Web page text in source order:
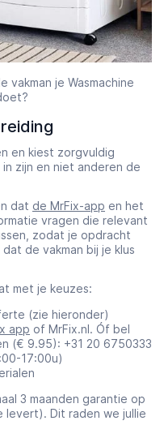
je Wasmachine
en kiest zorgvuldig
zijn en niet anderen de
dat de MrFix-app en het
vragen die relevant
zodat je opdracht
de vakman bij je klus
met je keuzes:
(zie hieronder)
app of MrFix.nl. Óf bel
(€ 9.95): +31 20 6750333
17:00u)
3 maanden garantie op
levert). Dit raden we jullie